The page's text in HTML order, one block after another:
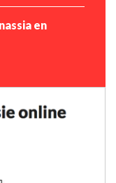
en